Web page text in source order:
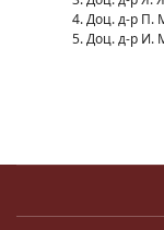
Доц. д-р П.
Доц. д-р И.